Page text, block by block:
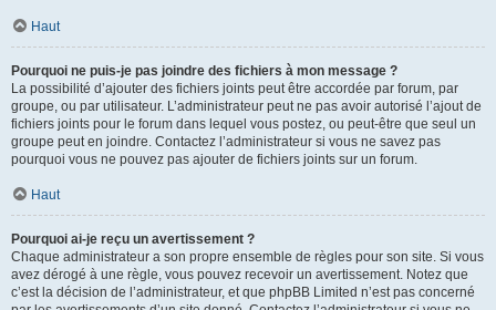
Haut
Pourquoi ne puis-je pas joindre des fichiers à mon message ?
La possibilité d’ajouter des fichiers joints peut être accordée par forum, par
groupe, ou par utilisateur. L’administrateur peut ne pas avoir autorisé l’ajout de
fichiers joints pour le forum dans lequel vous postez, ou peut-être que seul un
groupe peut en joindre. Contactez l’administrateur si vous ne savez pas
pourquoi vous ne pouvez pas ajouter de fichiers joints sur un forum.
Haut
Pourquoi ai-je reçu un avertissement ?
Chaque administrateur a son propre ensemble de règles pour son site. Si vous
avez dérogé à une règle, vous pouvez recevoir un avertissement. Notez que
c’est la décision de l’administrateur, et que phpBB Limited n’est pas concerné